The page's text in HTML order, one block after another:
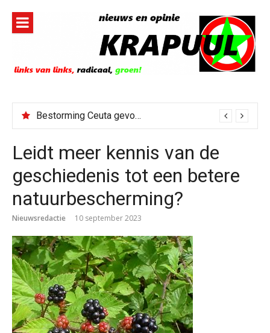
inhoud
Bestorming Ceuta gevolg van op sociale media verspreide hoax?
Leidt meer kennis van de
geschiedenis tot een betere
natuurbescherming?
Nieuwsredactie 10 september 2023